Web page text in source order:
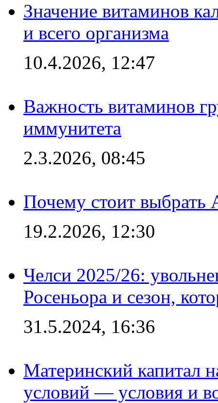
Значение витаминов
и всего организма
10.4.2026, 12:47
Важность витаминов
иммунитета
2.3.2026, 08:45
Почему стоит выбрать
19.2.2026, 12:30
Челси 2025/26:
Росеньора и сезон,
31.5.2024, 16:36
Материнский капитал
условий — условия и